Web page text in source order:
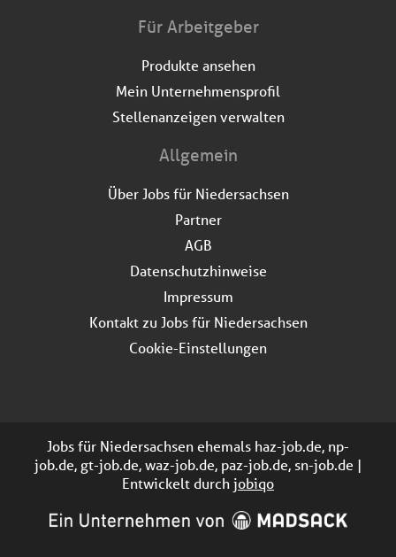
Für Arbeitgeber
Produkte ansehen
Mein Unternehmensprofil
Stellenanzeigen verwalten
Allgemein
Über Jobs für Niedersachsen
Partner
AGB
Datenschutzhinweise
Impressum
Kontakt zu Jobs für Niedersachsen
Cookie-Einstellungen
Jobs für Niedersachsen ehemals haz-job.de, np-
job.de, gt-job.de, waz-job.de, paz-job.de, sn-job.de |
Entwickelt durchjobiqo